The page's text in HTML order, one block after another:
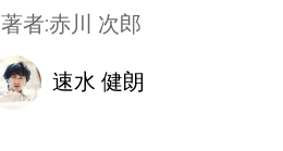
著者:赤川 次郎
速水 健朗